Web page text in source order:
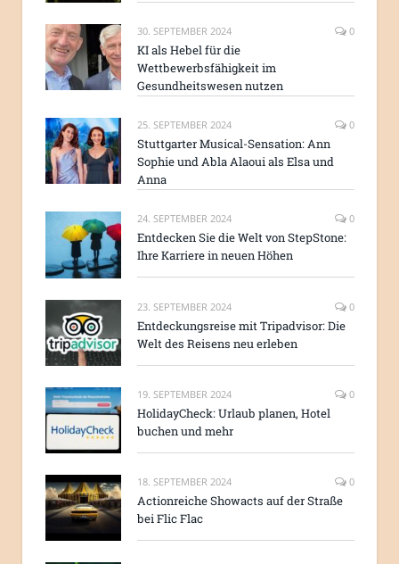
30. SEPTEMBER 2024 0
KI als Hebel für die
Wettbewerbsfähigkeit im
Gesundheitswesen nutzen
25. SEPTEMBER 2024 0
Stuttgarter Musical-Sensation: Ann
Sophie und Abla Alaoui als Elsa und
Anna
24. SEPTEMBER 2024 0
Entdecken Sie die Welt von StepStone:
Ihre Karriere in neuen Höhen
23. SEPTEMBER 2024 0
Entdeckungsreise mit Tripadvisor: Die
Welt des Reisens neu erleben
19. SEPTEMBER 2024 0
HolidayCheck: Urlaub planen, Hotel
buchen und mehr
18. SEPTEMBER 2024 0
Actionreiche Showacts auf der Straße
bei Flic Flac